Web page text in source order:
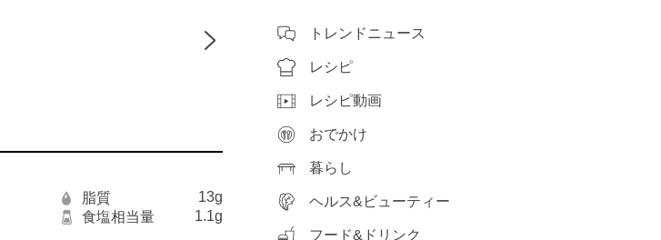
脂質
13g
食塩相当量 1.1g
トレンドニュース
レシピ
レシピ動画
おでかけ
暮らし
ヘルス&ビューティー
フード&ドリンク